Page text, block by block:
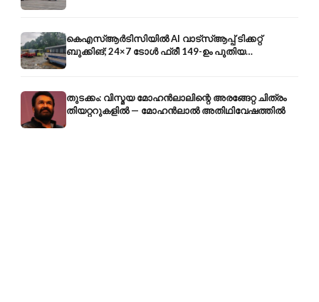
കൺസൾട്ടൻസി രംഗത്തേക്കും
കെഎസ്ആർടിസിയിൽ AI വാട്സ്ആപ്പ് ടിക്കറ്റ്
ബുക്കിങ്; 24×7 ടോൾ ഫ്രീ 149-ഉം പുതിയ
കൊറിയറും
തുടക്കം: വിസ്മയ മോഹൻലാലിന്റെ അരങ്ങേറ്റ ചിത്രം
തിയറ്ററുകളിൽ — മോഹൻലാൽ അതിഥിവേഷത്തിൽ